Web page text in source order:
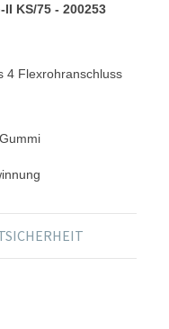
II KS/75 - 200253
4 Flexrohranschluss